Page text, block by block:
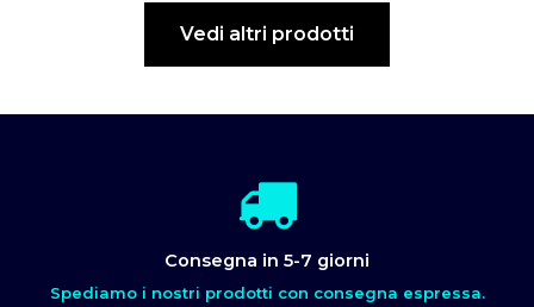
Vedi altri prodotti
Consegna in 5-7 giorni
Spediamo i nostri prodotti con consegna espressa.